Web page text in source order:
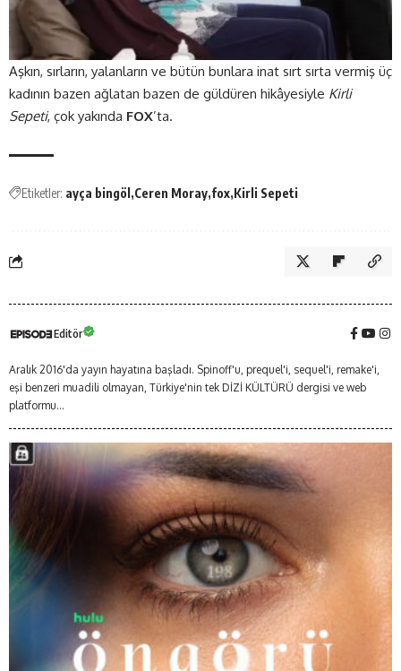
Aşkın, sırların, yalanların ve bütün bunlara inat sırt sırta vermiş üç
kadının bazen ağlatan bazen de güldüren hikâyesiyle Kirli
Sepeti, çok yakında FOX’ta.
Etiketler: ayça bingöl Ceren Moray fox Kirli Sepeti
Editör
Aralık 2016'da yayın hayatına başladı. Spinoff'u, prequel'i, sequel'i, remake'i,
eşi benzeri muadili olmayan, Türkiye'nin tek DİZİ KÜLTÜRÜ dergisi ve web
platformu...